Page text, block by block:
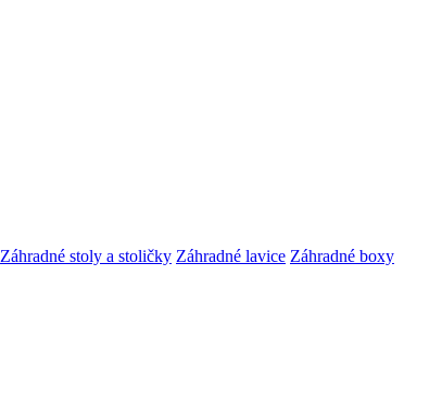
Záhradné stoly a stoličky Záhradné lavice Záhradné boxy